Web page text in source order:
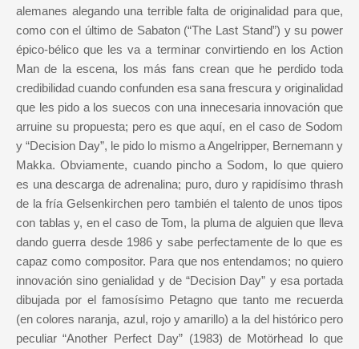
alemanes alegando una terrible falta de originalidad para que,
como con el último de Sabaton (“The Last Stand”) y su power
épico-bélico que les va a terminar convirtiendo en los Action
Man de la escena, los más fans crean que he perdido toda
credibilidad cuando confunden esa sana frescura y originalidad
que les pido a los suecos con una innecesaria innovación que
arruine su propuesta; pero es que aquí, en el caso de Sodom
y “Decision Day”, le pido lo mismo a Angelripper, Bernemann y
Makka. Obviamente, cuando pincho a Sodom, lo que quiero
es una descarga de adrenalina; puro, duro y rapidísimo thrash
de la fría Gelsenkirchen pero también el talento de unos tipos
con tablas y, en el caso de Tom, la pluma de alguien que lleva
dando guerra desde 1986 y sabe perfectamente de lo que es
capaz como compositor. Para que nos entendamos; no quiero
innovación sino genialidad y de “Decision Day” y esa portada
dibujada por el famosísimo Petagno que tanto me recuerda
(en colores naranja, azul, rojo y amarillo) a la del histórico pero
peculiar “Another Perfect Day” (1983) de Motörhead lo que